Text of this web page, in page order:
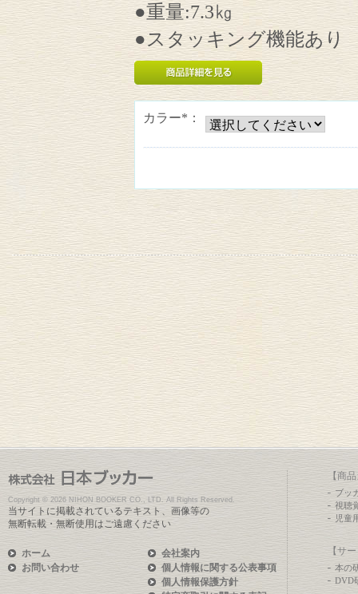
●重量:7.3㎏
●スタッキング機能あり
カラー*：
Copyright © 2026 NIHON BOOKER CO., LTD. All Rights Reserved.
当サイトに掲載されているテキスト、画像等の
無断転載・無断使用はご遠慮ください
ホーム
お問い合わせ
会社案内
個人情報に関する公表事項
個人情報保護方針
【商
ブッ
視聴
児童
【サ
本の
DVD